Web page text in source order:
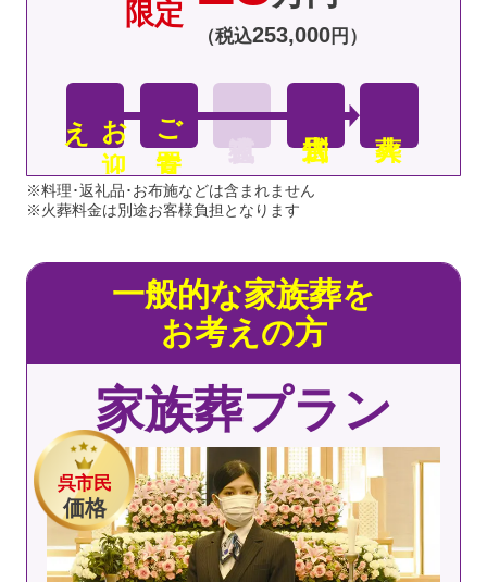
限定
（税込253,000円）
お
迎
え ご安置
※料理･返礼品･お布施などは含まれません
※火葬料金は別途お客様負担となります
呉市民
価格
一般的な家族葬を
お考えの方
家族葬プラン